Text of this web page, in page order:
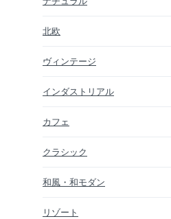
北欧
ヴィンテージ
インダストリアル
カフェ
クラシック
和風・和モダン
リゾート